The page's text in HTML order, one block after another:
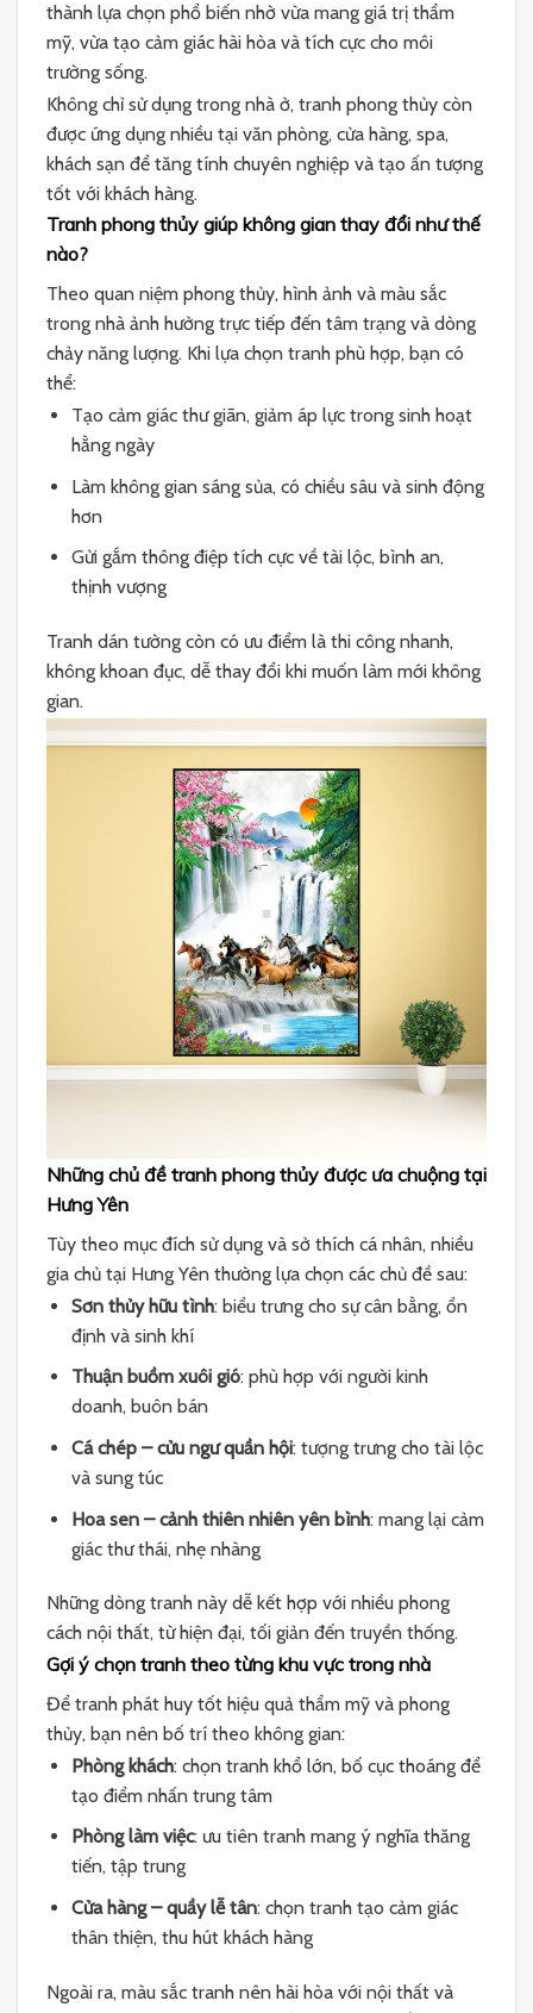
thành lựa chọn phổ biến nhờ vừa mang giá trị thẩm
mỹ, vừa tạo cảm giác hài hòa và tích cực cho môi
trường sống.
Không chỉ sử dụng trong nhà ở, tranh phong thủy còn
được ứng dụng nhiều tại văn phòng, cửa hàng, spa,
khách sạn để tăng tính chuyên nghiệp và tạo ấn tượng
tốt với khách hàng.
Tranh phong thủy giúp không gian thay đổi như thế
nào?
Theo quan niệm phong thủy, hình ảnh và màu sắc
trong nhà ảnh hưởng trực tiếp đến tâm trạng và dòng
chảy năng lượng. Khi lựa chọn tranh phù hợp, bạn có
thể:
Tạo cảm giác thư giãn, giảm áp lực trong sinh hoạt
hằng ngày
Làm không gian sáng sủa, có chiều sâu và sinh động
hơn
Gửi gắm thông điệp tích cực về tài lộc, bình an,
thịnh vượng
Tranh dán tường còn có ưu điểm là thi công nhanh,
không khoan đục, dễ thay đổi khi muốn làm mới không
gian.
Những chủ đề tranh phong thủy được ưa chuộng tại
Hưng Yên
Tùy theo mục đích sử dụng và sở thích cá nhân, nhiều
gia chủ tại Hưng Yên thường lựa chọn các chủ đề sau:
Sơn thủy hữu tình: biểu trưng cho sự cân bằng, ổn
định và sinh khí
Thuận buồm xuôi gió: phù hợp với người kinh
doanh, buôn bán
Cá chép – cửu ngư quần hội: tượng trưng cho tài lộc
và sung túc
Hoa sen – cảnh thiên nhiên yên bình: mang lại cảm
giác thư thái, nhẹ nhàng
Những dòng tranh này dễ kết hợp với nhiều phong
cách nội thất, từ hiện đại, tối giản đến truyền thống.
Gợi ý chọn tranh theo từng khu vực trong nhà
Để tranh phát huy tốt hiệu quả thẩm mỹ và phong
thủy, bạn nên bố trí theo không gian:
Phòng khách: chọn tranh khổ lớn, bố cục thoáng để
tạo điểm nhấn trung tâm
Phòng làm việc: ưu tiên tranh mang ý nghĩa thăng
tiến, tập trung
Cửa hàng – quầy lễ tân: chọn tranh tạo cảm giác
thân thiện, thu hút khách hàng
Ngoài ra, màu sắc tranh nên hài hòa với nội thất và